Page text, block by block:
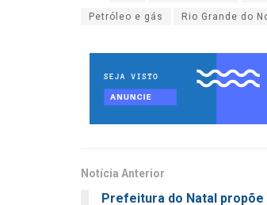
Petróleo e gás Rio Grande do
Notícia Anterior
Prefeitura do Natal